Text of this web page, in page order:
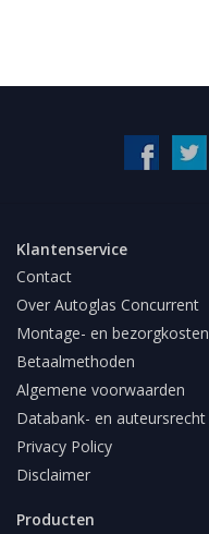
Klantenservice
Contact
Over Autoglas Concurrent
Montage- en bezorgkosten
Betaalmethoden
Algemene voorwaarden
Databank- en auteursrecht
Privacy Policy
Disclaimer
Producten